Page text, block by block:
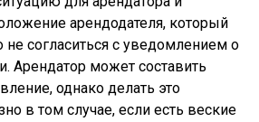
арендодателя, который
не согласиться с уведомлением о
Арендатор может составить
однако делать это
в том случае, если есть веские